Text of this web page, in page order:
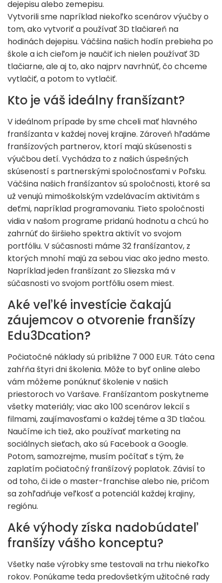
dejepisu alebo zemepisu.
Vytvorili sme napríklad niekoľko scenárov výučby o
tom, ako vytvoriť a používať 3D tlačiareň na
hodinách dejepisu. Väčšina našich hodín prebieha po
škole a ich cieľom je naučiť ich nielen používať 3D
tlačiarne, ale aj to, ako najprv navrhnúť, čo chceme
vytlačiť, a potom to vytlačiť.
Kto je váš ideálny franšízant?
V ideálnom prípade by sme chceli mať hlavného
franšízanta v každej novej krajine. Zároveň hľadáme
franšízových partnerov, ktorí majú skúsenosti s
výučbou detí. Vychádza to z našich úspešných
skúseností s partnerskými spoločnosťami v Poľsku.
Väčšina našich franšízantov sú spoločnosti, ktoré sa
už venujú mimoškolským vzdelávacím aktivitám s
deťmi, napríklad programovaniu. Tieto spoločnosti
vidia v našom programe pridanú hodnotu a chcú ho
zahrnúť do širšieho spektra aktivít vo svojom
portfóliu. V súčasnosti máme 32 franšízantov, z
ktorých mnohí majú za sebou viac ako jedno mesto.
Napríklad jeden franšízant zo Sliezska má v
súčasnosti vo svojom portfóliu osem miest.
Aké veľké investície čakajú
záujemcov o otvorenie franšízy
Edu3Dcation?
Počiatočné náklady sú približne 7 000 EUR. Táto cena
zahŕňa štyri dni školenia. Môže to byť online alebo
vám môžeme ponúknuť školenie v našich
priestoroch vo Varšave. Franšízantom poskytneme
všetky materiály; viac ako 100 scenárov lekcií s
filmami, zaujímavosťami o každej téme a 3D tlačou.
Naučíme ich tiež, ako používať marketing na
sociálnych sieťach, ako sú Facebook a Google.
Potom, samozrejme, musím počítať s tým, že
zaplatím počiatočný franšízový poplatok. Závisí to
od toho, či ide o master-franchise alebo nie, pričom
sa zohľadňuje veľkosť a potenciál každej krajiny,
regiónu.
Aké výhody získa nadobúdateľ
franšízy vášho konceptu?
Všetky naše výrobky sme testovali na trhu niekoľko
rokov. Ponúkame teda predovšetkým užitočné rady